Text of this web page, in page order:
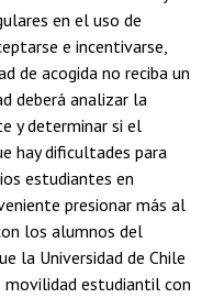
en el uso de
e incentivarse,
de acogida no reciba un
deberá analizar la
y determinar si el
hay dificultades para
estudiantes en
presionar más al
los alumnos del
la Universidad de Chile
estudiantil con